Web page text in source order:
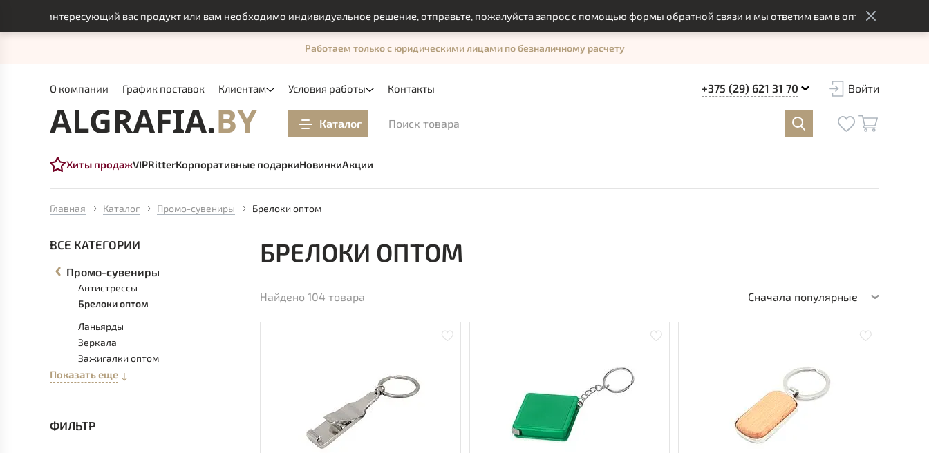
вас продукт или вам необходимо индивидуальное решение, отправьте, пожалуйста запрос с помощью формы обратной связи и мы ответим вам в оптимальный срок
О компании График поставок Клиентам Условия работы Контакты
Работаем только с юридическими лицами по безналичному расчету
+375 (29) 621 31 70 Войти
Каталог
Хиты продажVIPRitterКорпоративные подаркиНовинкиАкции
Главная Каталог Промо-сувениры Брелоки оптом
ВСЕ КАТЕГОРИИ
Промо-сувениры
Антистрессы
Брелоки оптом
Ланьярды
Зеркала
Зажигалки оптом
Показать еще
ФИЛЬТР
БРЕЛОКИ ОПТОМ
Найдено 104 товара Сначала популярные